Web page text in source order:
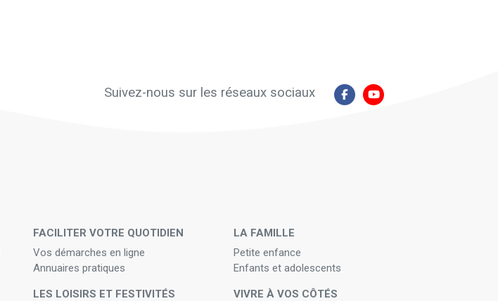
Suivez-nous sur les réseaux sociaux
FACILITER VOTRE QUOTIDIEN
Vos démarches en ligne
Annuaires pratiques
LES LOISIRS ET FESTIVITÉS
LA FAMILLE
Petite enfance
Enfants et adolescents
VIVRE À VOS CÔTÉS